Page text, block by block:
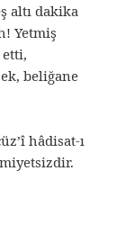
altı dakika
Yetmiş
beliğane
hâdisat-ı